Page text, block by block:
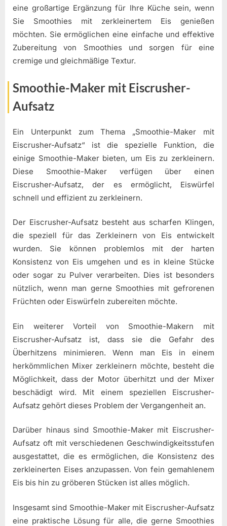
eine großartige Ergänzung für Ihre Küche sein, wenn
Sie Smoothies mit zerkleinertem Eis genießen
möchten. Sie ermöglichen eine einfache und effektive
Zubereitung von Smoothies und sorgen für eine
cremige und gleichmäßige Textur.
Smoothie-Maker mit Eiscrusher-
Aufsatz
Ein Unterpunkt zum Thema „Smoothie-Maker mit
Eiscrusher-Aufsatz“ ist die spezielle Funktion, die
einige Smoothie-Maker bieten, um Eis zu zerkleinern.
Diese Smoothie-Maker verfügen über einen
Eiscrusher-Aufsatz, der es ermöglicht, Eiswürfel
schnell und effizient zu zerkleinern.
Der Eiscrusher-Aufsatz besteht aus scharfen Klingen,
die speziell für das Zerkleinern von Eis entwickelt
wurden. Sie können problemlos mit der harten
Konsistenz von Eis umgehen und es in kleine Stücke
oder sogar zu Pulver verarbeiten. Dies ist besonders
nützlich, wenn man gerne Smoothies mit gefrorenen
Früchten oder Eiswürfeln zubereiten möchte.
Ein weiterer Vorteil von Smoothie-Makern mit
Eiscrusher-Aufsatz ist, dass sie die Gefahr des
Überhitzens minimieren. Wenn man Eis in einem
herkömmlichen Mixer zerkleinern möchte, besteht die
Möglichkeit, dass der Motor überhitzt und der Mixer
beschädigt wird. Mit einem speziellen Eiscrusher-
Aufsatz gehört dieses Problem der Vergangenheit an.
Darüber hinaus sind Smoothie-Maker mit Eiscrusher-
Aufsatz oft mit verschiedenen Geschwindigkeitsstufen
ausgestattet, die es ermöglichen, die Konsistenz des
zerkleinerten Eises anzupassen. Von fein gemahlenem
Eis bis hin zu gröberen Stücken ist alles möglich.
Insgesamt sind Smoothie-Maker mit Eiscrusher-Aufsatz
eine praktische Lösung für alle, die gerne Smoothies